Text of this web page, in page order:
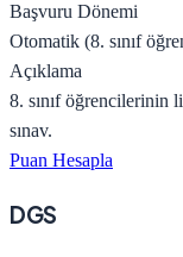
Başvuru Dönemi
Otomatik (8. sınıf
Açıklama
8. sınıf öğrencilerinin
sınav.
Puan Hesapla
DGS